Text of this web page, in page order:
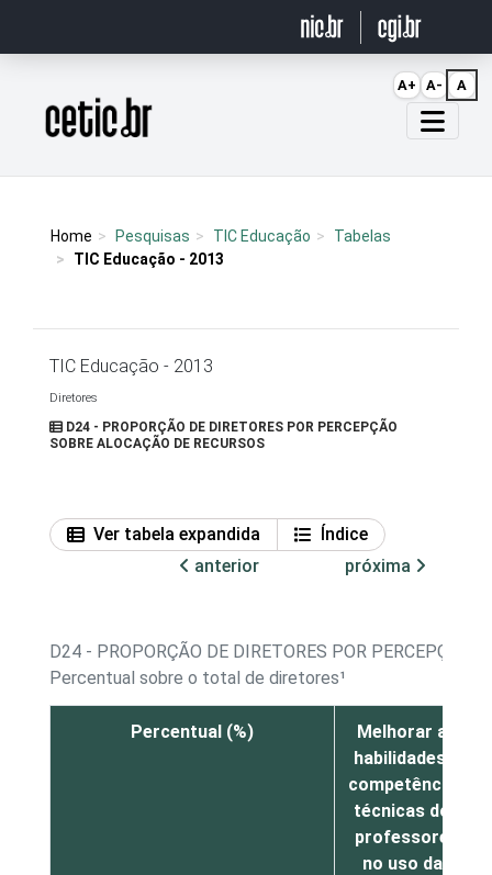
Página inicial
Home Pesquisas TIC Educação
Tabelas
TIC Educação - 2013
TIC Educação - 2013
Diretores
D24 - PROPORÇÃO DE DIRETORES POR PERCEPÇÃO
SOBRE ALOCAÇÃO DE RECURSOS
Ver tabela expandida
Índice
anterior
próxima
D24 - PROPORÇÃO DE DIRETORES POR PERCEPÇÃO
Percentual sobre o total de diretores¹
Percentual (%)
Melhorar as
habilidades e
competências
técnicas dos
professores
no uso das
A+ A- A